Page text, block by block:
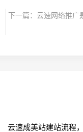
下一篇： 云速网络推广
云速成美站建站流程